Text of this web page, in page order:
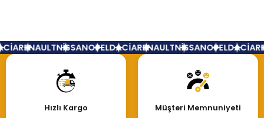
RENAULTNİSSANOPELDACİARENAULTNİSSANOPELDACİA
Hızlı Kargo Müşteri Memnuniyeti